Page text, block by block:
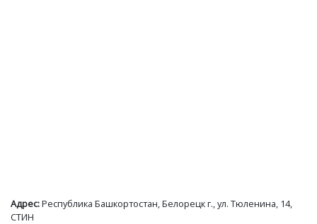
Адрес:Республика Башкортостан, Белорецк г., ул. Тюленина, 14,
СТИН